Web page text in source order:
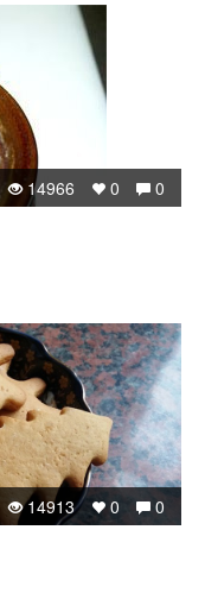
0
0
14966
0
0
14913